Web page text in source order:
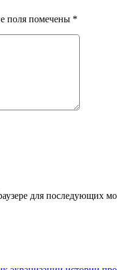
поля помечены *
для последующих